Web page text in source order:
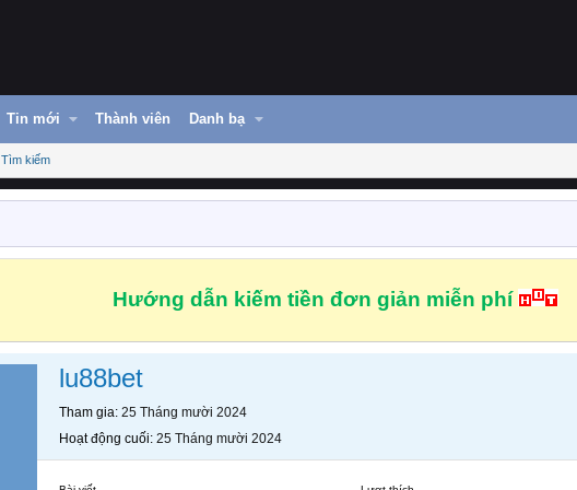
Tin mới Thành viên Danh bạ
Tìm kiếm
Hướng dẫn kiếm tiền đơn giản miễn phí
lu88bet
Tham gia 25 Tháng mười 2024
Hoạt động cuối 25 Tháng mười 2024